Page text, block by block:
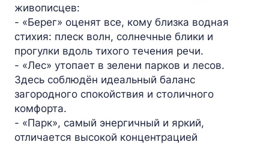
живописцев:
- «Берег» оценят все, кому близка водная
стихия: плеск волн, солнечные блики и
прогулки вдоль тихого течения речи.
- «Лес» утопает в зелени парков и лесов.
Здесь соблюдён идеальный баланс
загородного спокойствия и столичного
комфорта.
- «Парк», самый энергичный и яркий,
отличается высокой концентрацией